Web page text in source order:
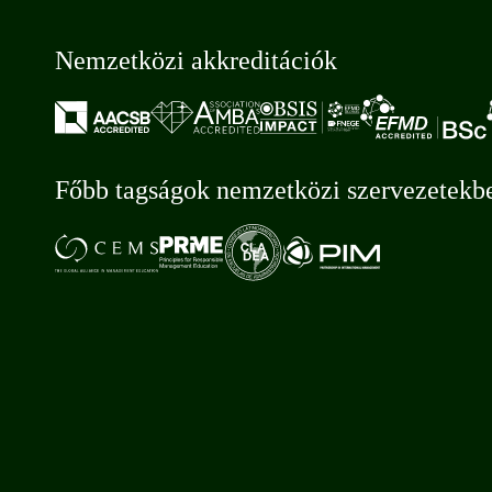
Nemzetközi akkreditációk
Főbb tagságok nemzetközi